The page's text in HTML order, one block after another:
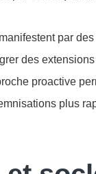
par
des
proactive
plus